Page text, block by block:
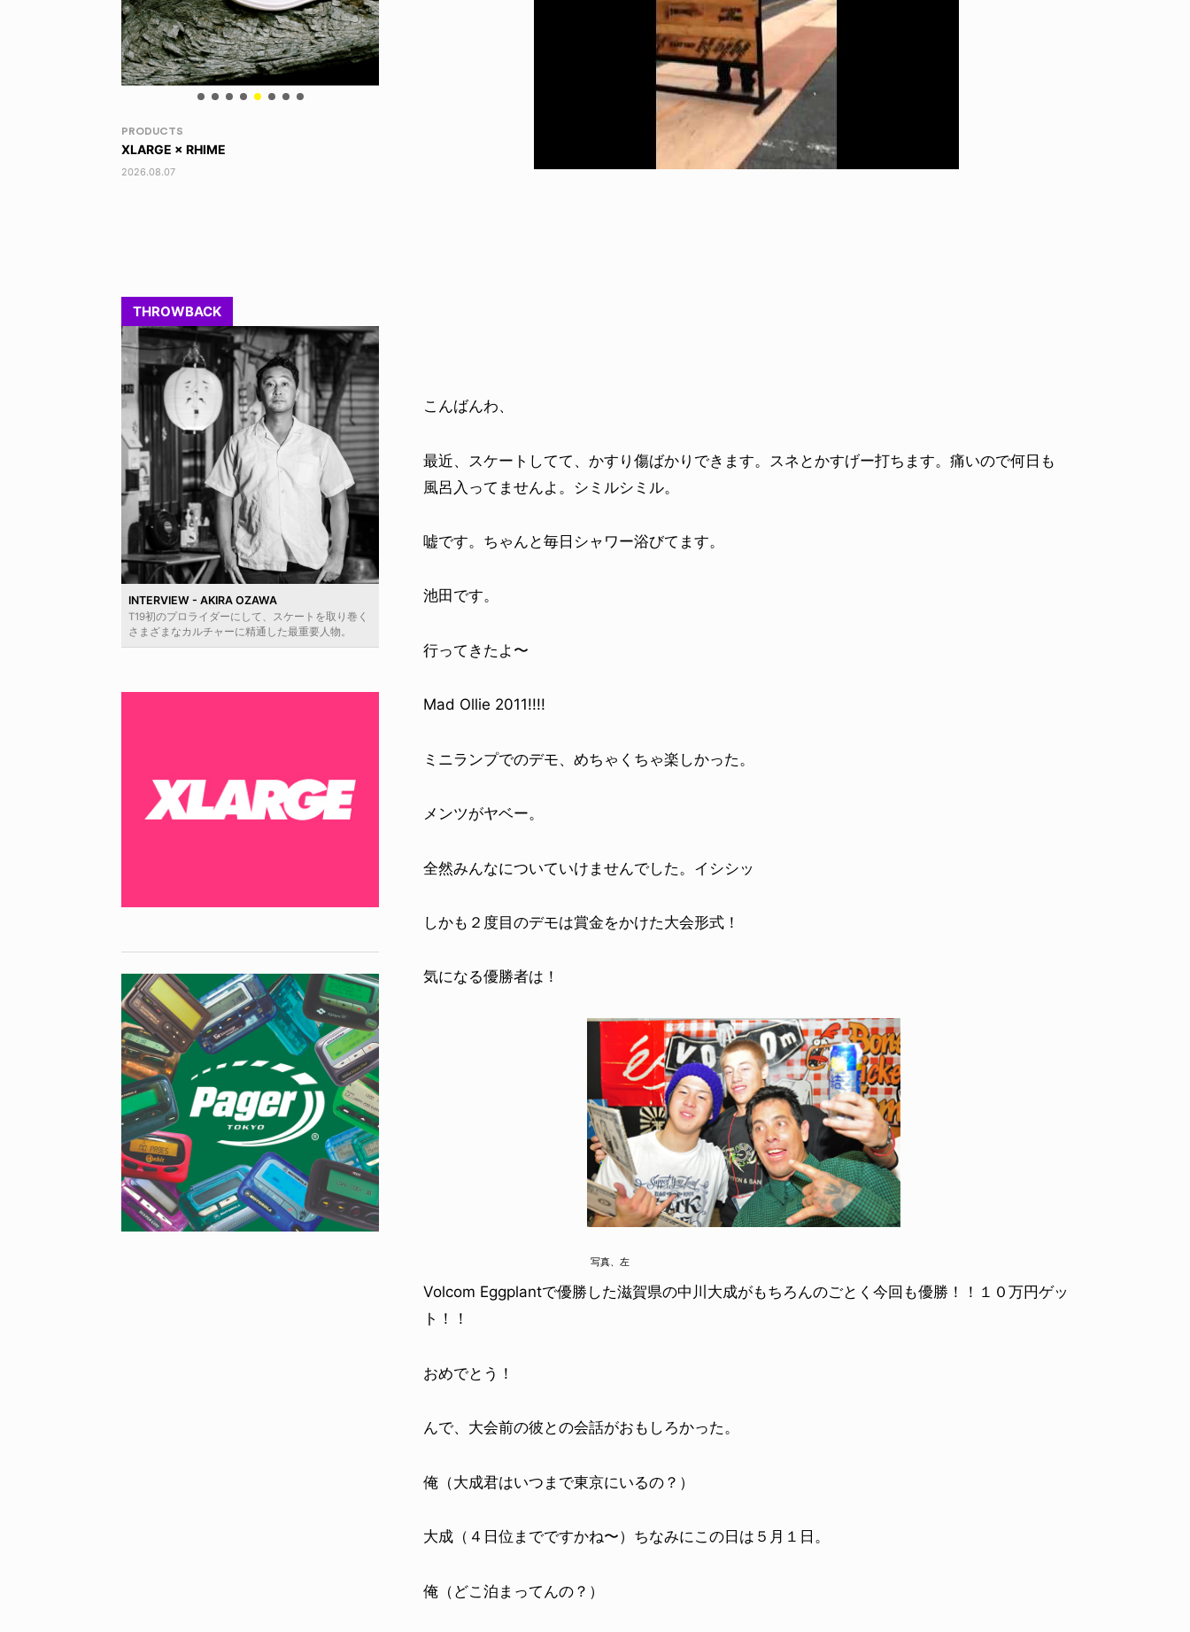
RANDOM
DINOSAUR JR.
2026.08.06
VOICE OF FREEDOM
TONY ALVA (ENGLISH)
2026.08.07
THROWBACK
INTERVIEW - AKIRA OZAWA
T19初のプロライダーにして、スケートを取り巻く
さまざまなカルチャーに精通した最重要人物。
こんばんわ、
最近、スケートしてて、かすり傷ばかりできます。スネとかすげー打ちます。痛いので何日も
風呂入ってませんよ。シミルシミル。
嘘です。ちゃんと毎日シャワー浴びてます。
池田です。
行ってきたよ〜
Mad Ollie 2011!!!!
ミニランプでのデモ、めちゃくちゃ楽しかった。
メンツがヤベー。
全然みんなについていけませんでした。イシシッ
しかも２度目のデモは賞金をかけた大会形式！
気になる優勝者は！
写真、左
Volcom Eggplantで優勝した滋賀県の中川大成がもちろんのごとく今回も優勝！！１０万円ゲッ
ト！！
おめでとう！
んで、大会前の彼との会話がおもしろかった。
俺（大成君はいつまで東京にいるの？）
大成（４日位までですかね〜）ちなみにこの日は５月１日。
俺（どこ泊まってんの？）